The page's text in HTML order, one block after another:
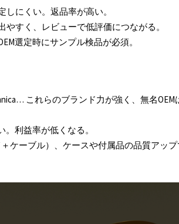
にくい。返品率が高い。
すく、レビューで低評価につながる。
選定時にサンプル検品が必須。
これらのブランド力が強く、無名OEM
利益率が低くなる。
ケーブル）、ケースや付属品の品質アッ